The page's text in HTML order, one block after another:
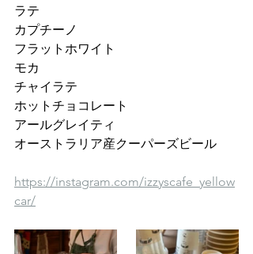
ラテ
カプチーノ
フラットホワイト
モカ
チャイラテ
ホットチョコレート
アールグレイティ
オーストラリア産クーパーズビール
https://instagram.com/izzyscafe_yellow
car/